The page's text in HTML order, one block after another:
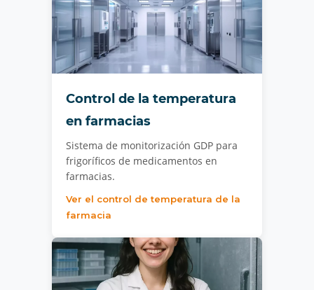
Control de la temperatura
en farmacias
Sistema de monitorización GDP para
frigoríficos de medicamentos en
farmacias.
Ver el control de temperatura de la
farmacia